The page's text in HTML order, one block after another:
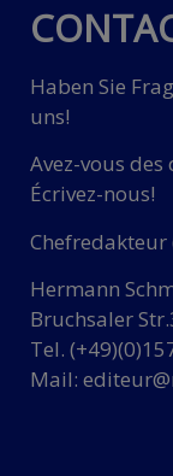
Haben Sie
uns!
Avez-vous
Écrivez-nous!
Chefredakteur
Hermann
Bruchsaler
Tel.
Mail: